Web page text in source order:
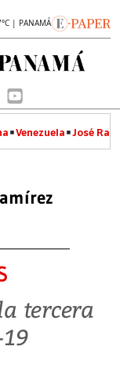
| PANAMÁ
Venezuela José
tercera